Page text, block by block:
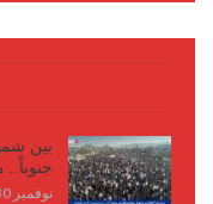
بين
جنوباً..
نوفمبر 30, 2025